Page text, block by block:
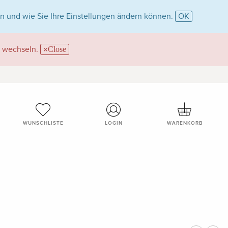
und wie Sie Ihre Einstellungen ändern können. OK
wechseln. Close
WUNSCHLISTE LOGIN WARENKORB